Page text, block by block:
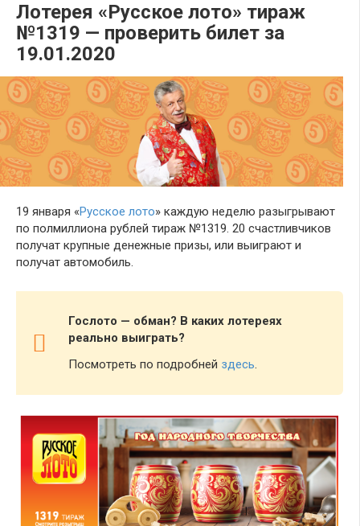
Лотерея «Русское лото» тираж
№1319 — проверить билет за
19.01.2020
19 января «Русское лото» каждую неделю разыгрывают
по полмиллиона рублей тираж №1319. 20 счастливчиков
получат крупные денежные призы, или выиграют и
получат автомобиль.
Гослото — обман? В каких лотереях
реально выиграть?
Посмотреть по подробней здесь.